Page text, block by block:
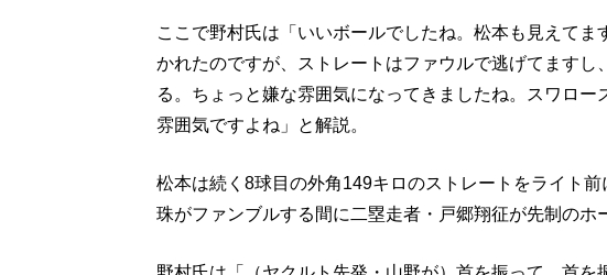
ここで野村氏は「いいボールでしたね。松本も見えて
かれたのですが、ストレートはファウルで逃げてますし
る。ちょっと嫌な雰囲気になってきましたね。スワロー
雰囲気ですよね」と解説。
松本は続く8球目の外角149キロのストレートをライト
珠がファンブルする間に二塁走者・戸郷翔征が先制のホ